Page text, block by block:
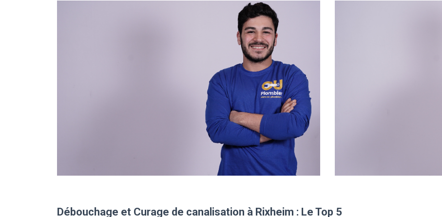
Débouchage et Curage de canalisation à Rixheim : Le Top 5